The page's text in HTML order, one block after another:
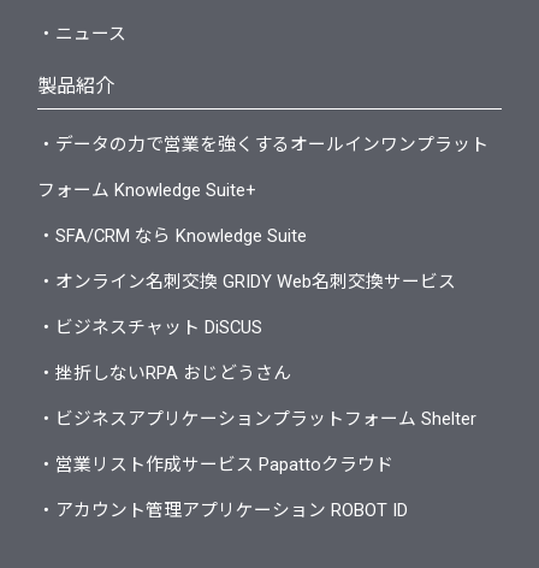
・ニュース
製品紹介
・データの力で営業を強くするオールインワンプラット
フォーム Knowledge Suite+
・SFA/CRM なら Knowledge Suite
・オンライン名刺交換 GRIDY Web名刺交換サービス
・ビジネスチャット DiSCUS
・挫折しないRPA おじどうさん
・ビジネスアプリケーションプラットフォーム Shelter
・営業リスト作成サービス Papattoクラウド
・アカウント管理アプリケーション ROBOT ID